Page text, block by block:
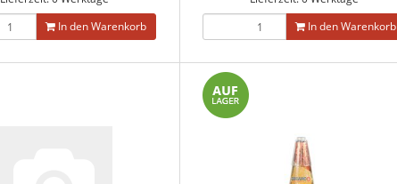
In den Warenkorb In den Warenkorb